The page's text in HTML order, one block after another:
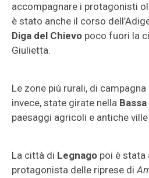
accompagnare i protagonisti
è stato anche il corso
Diga del Chievo poco fuori la
Giulietta.
Le zone più rurali, di
invece, state girate nella
paesaggi agricoli e antiche
La città di Legnago poi è stata
protagonista delle riprese di